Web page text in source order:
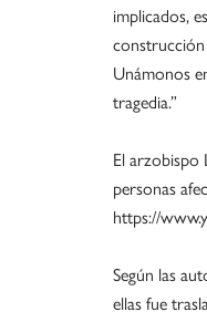
implicados,
Unámonos
tragedia.”
El arzobispo
personas
https://
Según las
ellas fue